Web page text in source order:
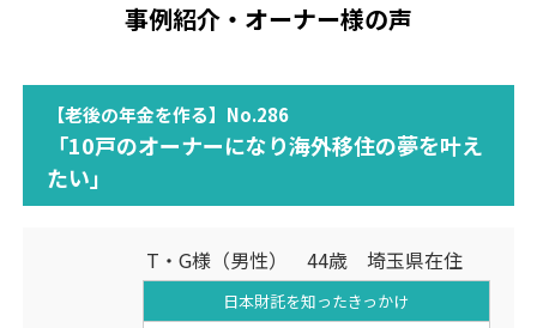
事例紹介・オーナー様の声
【老後の年金を作る】No.286
「10戸のオーナーになり海外移住の夢を叶え
たい」
T・G様（男性） 44歳 埼玉県在住
日本財託を知ったきっかけ